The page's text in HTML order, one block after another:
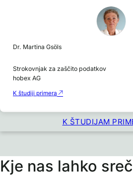
Dr. Martina Gsöls
Strokovnjak za zaščito podatkov
hobex AG
K študiji primera
K ŠTUDIJAM
Kje nas lahko